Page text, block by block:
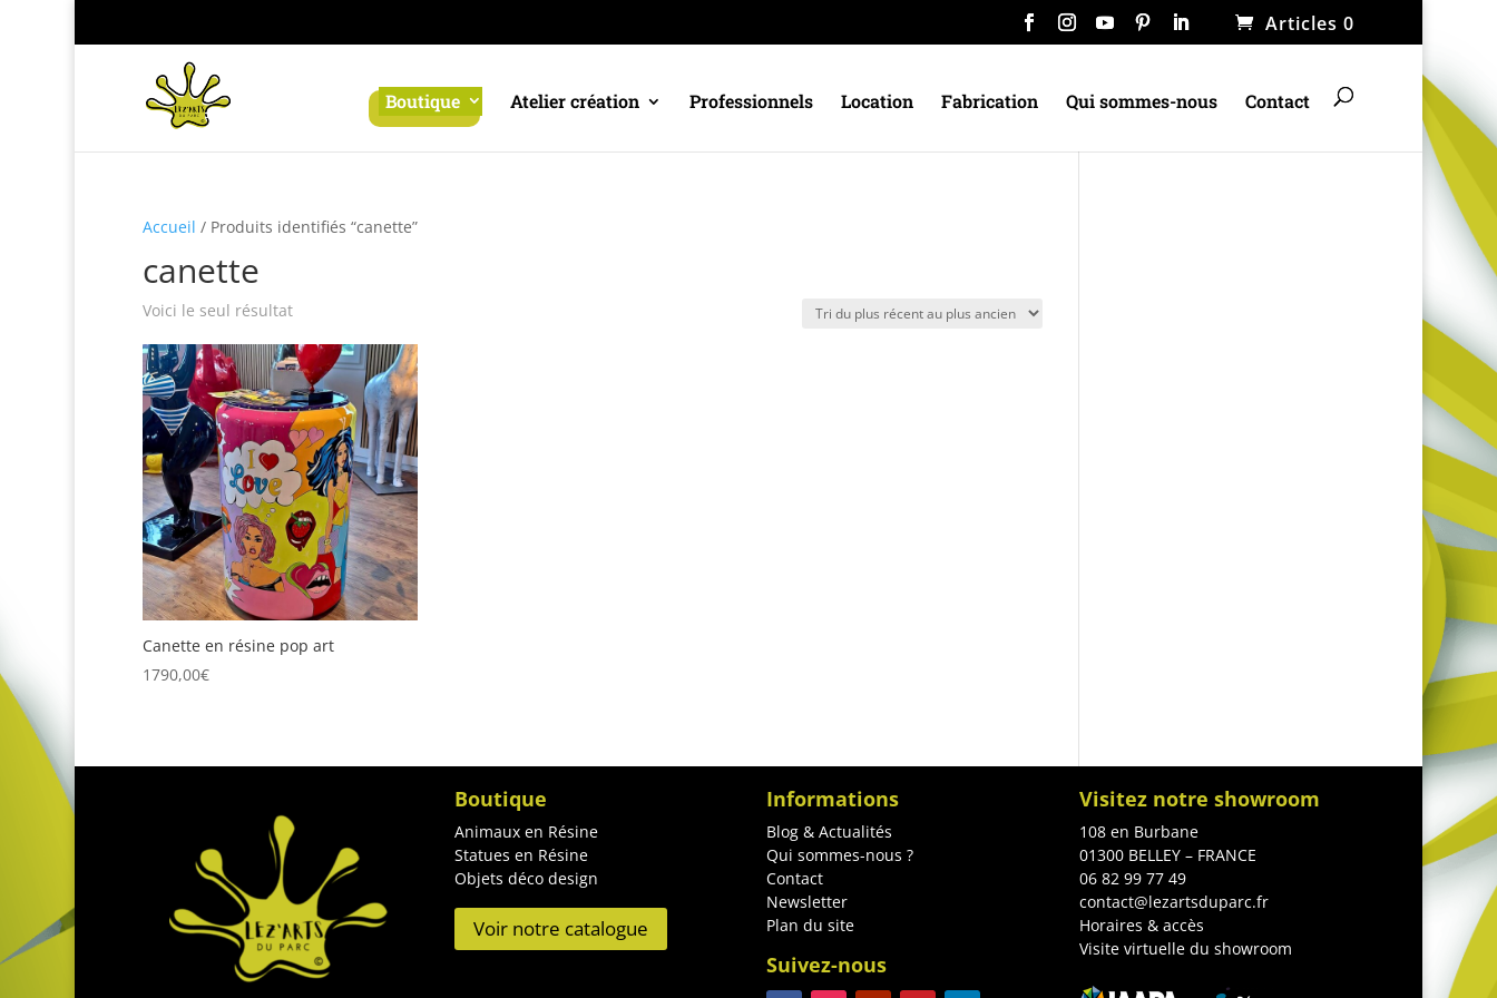
Articles 0
Boutique Atelier création Professionnels Location Fabrication Qui sommes-nous Contact
Accueil / Produits identifiés “canette”
canette
Voici le seul résultat
Canette en résine pop art
1790,00€
Boutique
Animaux en Résine
Statues en Résine
Objets déco design
Voir notre catalogue
Informations
Blog & Actualités
Qui sommes-nous ?
Contact
Newsletter
Plan du site
Suivez-nous
Visitez notre showroom
108 en Burbane
01300 BELLEY – FRANCE
06 82 99 77 49
contact@lezartsduparc.fr
Horaires & accès
Visite virtuelle du showroom